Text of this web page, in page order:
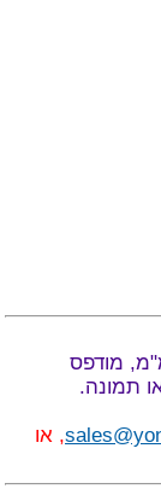
בעובי 6 מ"מ, מודפס
תמונה.
, או